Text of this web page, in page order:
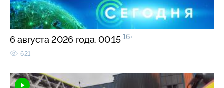
6 августа 2026 года. 00:15 16+
621